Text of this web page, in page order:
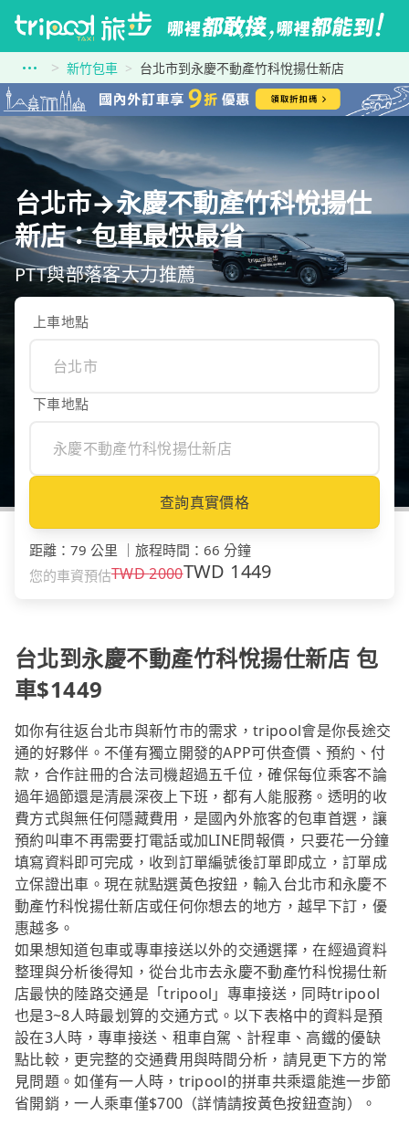
新竹包車 台北市到永慶不動產竹科悅揚仕新店
台北市→永慶不動產竹科悅揚仕
新店：包車最快最省
PTT與部落客大力推薦
上車地點
下車地點
查詢真實價格
距離 ： 79 公里 旅程時間 ： 66 分鐘
您的車資預估TWD2000TWD 1449
台北到永慶不動產竹科悅揚仕新店 包
車$1449
如你有往返台北市與新竹市的需求，tripool會是你長途交
通的好夥伴。不僅有獨立開發的APP可供查價、預約、付
款，合作註冊的合法司機超過五千位，確保每位乘客不論
過年過節還是清晨深夜上下班，都有人能服務。透明的收
費方式與無任何隱藏費用，是國內外旅客的包車首選，讓
預約叫車不再需要打電話或加LINE問報價，只要花一分鐘
填寫資料即可完成，收到訂單編號後訂單即成立，訂單成
立保證出車。現在就點選黃色按鈕，輸入台北市和永慶不
動產竹科悅揚仕新店或任何你想去的地方，越早下訂，優
惠越多。
如果想知道包車或專車接送以外的交通選擇，在經過資料
整理與分析後得知，從台北市去永慶不動產竹科悅揚仕新
店最快的陸路交通是「tripool」專車接送，同時tripool
也是3~8人時最划算的交通方式。以下表格中的資料是預
設在3人時，專車接送、租車自駕、計程車、高鐵的優缺
點比較，更完整的交通費用與時間分析，請見更下方的常
見問題。如僅有一人時，tripool的拼車共乘還能進一步節
省開銷，一人乘車僅$700（詳情請按黃色按鈕查詢）。